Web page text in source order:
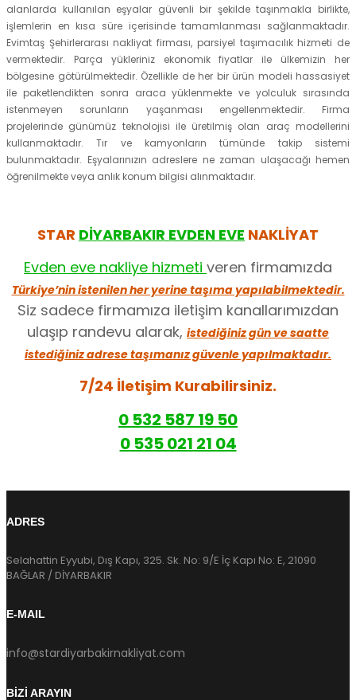
alanlarda kullanılan eşyalar güvenli bir şekilde taşınmakla birlikte,
işlemlerin en kısa süre içerisinde tamamlanması sağlanmaktadır.
Evimtaş Şehirlerarası nakliyat firması, parsiyel taşımacılık hizmeti de
vermektedir. Parça yükleriniz ekonomik fiyatlar ile ülkemizin her
bölgesine götürülmektedir. Özellikle de her bir ürün modeli hassasiyet
ile paketlendikten sonra araca yüklenmekte ve yolculuk sırasında
istenmeyen sorunların yaşanması engellenmektedir. Firma
projelerinde günümüz teknolojisi ile üretilmiş olan araç modellerini
kullanmaktadır. Tır ve kamyonların tümünde takip sistemi
bulunmaktadır. Eşyalarınızın adreslere ne zaman ulaşacağı hemen
öğrenilmekte veya anlık konum bilgisi alınmaktadır.
STAR DİYARBAKIR EVDEN EVE NAKLİYAT
Evden eve nakliye hizmeti veren firmamızda
Türkiye’nin istenilen her yerine taşıma yapılabilmektedir.
Siz sadece firmamıza iletişim kanallarımızdan
ulaşıp randevu alarak, istediğiniz gün ve saatte
istediğiniz adrese taşımanız güvenle yapılmaktadır.
7/24 İletişim Kurabilirsiniz.
0 532 587 19 50
0 535 021 21 04
ADRES
Selahattin Eyyubi, Dış Kapı, 325. Sk. No: 9/E İç Kapı No: E, 21090
BAĞLAR / DİYARBAKIR
E-MAIL
info@stardiyarbakirnakliyat.com
BİZİ ARAYIN